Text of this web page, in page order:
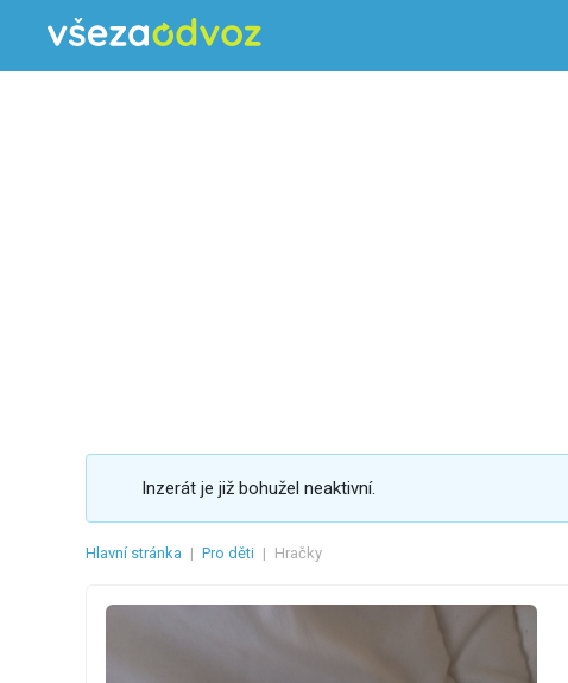
Inzerát je již bohužel neaktivní.
Hlavní stránka | Pro děti | Hračky